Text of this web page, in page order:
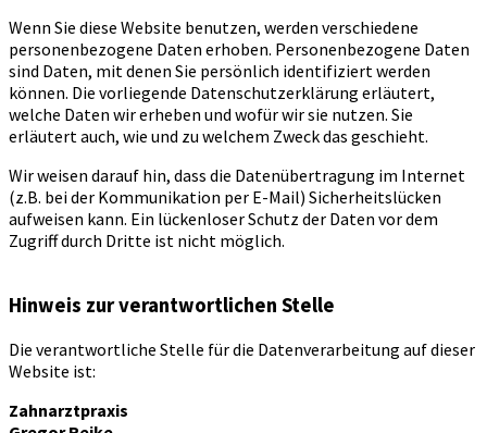
Wenn Sie diese Website benutzen, werden verschiedene
personenbezogene Daten erhoben. Personenbezogene Daten
sind Daten, mit denen Sie persönlich identifiziert werden
können. Die vorliegende Datenschutzerklärung erläutert,
welche Daten wir erheben und wofür wir sie nutzen. Sie
erläutert auch, wie und zu welchem Zweck das geschieht.
Wir weisen darauf hin, dass die Datenübertragung im Internet
(z.B. bei der Kommunikation per E-Mail) Sicherheitslücken
aufweisen kann. Ein lückenloser Schutz der Daten vor dem
Zugriff durch Dritte ist nicht möglich.
Hinweis zur verantwortlichen Stelle
Die verantwortliche Stelle für die Datenverarbeitung auf dieser
Website ist:
Zahnarztpraxis